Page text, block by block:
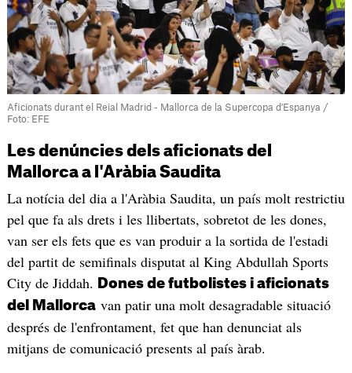
Aficionats durant el Reial Madrid - Mallorca de la Supercopa d'Espanya /
Foto: EFE
Les denúncies dels aficionats del
Mallorca a l'Aràbia Saudita
La notícia del dia a l'Aràbia Saudita, un país molt restrictiu
pel que fa als drets i les llibertats, sobretot de les dones,
van ser els fets que es van produir a la sortida de l'estadi
del partit de semifinals disputat al King Abdullah Sports
City de Jiddah.
Dones de futbolistes i aficionats
del Mallorcavan patir una molt desagradable situació
després de l'enfrontament, fet que han denunciat als
mitjans de comunicació presents al país àrab.